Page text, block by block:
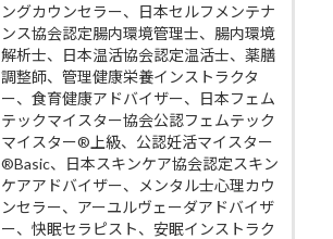
ングカウンセラー、日本セルフメンテナ
ンス協会認定腸内環境管理士、腸内環境
解析士、日本温活協会認定温活士、薬膳
調整師、管理健康栄養インストラクタ
ー、食育健康アドバイザー、日本フェム
テックマイスター協会公認フェムテック
マイスター®上級、公認妊活マイスター
®Basic、日本スキンケア協会認定スキン
ケアアドバイザー、メンタル士心理カウ
ンセラー、アーユルヴェーダアドバイザ
ー、快眠セラピスト、安眠インストラク